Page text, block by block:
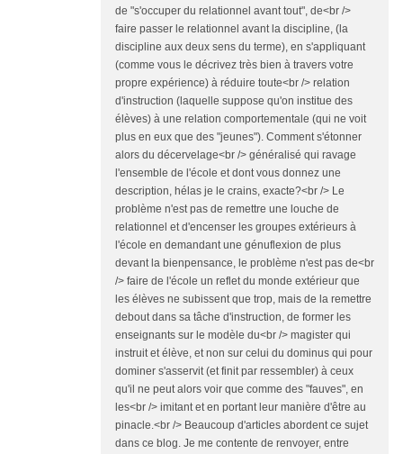
de "s'occuper du relationnel avant tout", de<br />
faire passer le relationnel avant la discipline, (la
discipline aux deux sens du terme), en s'appliquant
(comme vous le décrivez très bien à travers votre
propre expérience) à réduire toute<br /> relation
d'instruction (laquelle suppose qu'on institue des
élèves) à une relation comportementale (qui ne voit
plus en eux que des "jeunes"). Comment s'étonner
alors du décervelage<br /> généralisé qui ravage
l'ensemble de l'école et dont vous donnez une
description, hélas je le crains, exacte?<br /> Le
problème n'est pas de remettre une louche de
relationnel et d'encenser les groupes extérieurs à
l'école en demandant une génuflexion de plus
devant la bienpensance, le problème n'est pas de<br
/> faire de l'école un reflet du monde extérieur que
les élèves ne subissent que trop, mais de la remettre
debout dans sa tâche d'instruction, de former les
enseignants sur le modèle du<br /> magister qui
instruit et élève, et non sur celui du dominus qui pour
dominer s'asservit (et finit par ressembler) à ceux
qu'il ne peut alors voir que comme des "fauves", en
les<br /> imitant et en portant leur manière d'être au
pinacle.<br /> Beaucoup d'articles abordent ce sujet
dans ce blog. Je me contente de renvoyer, entre